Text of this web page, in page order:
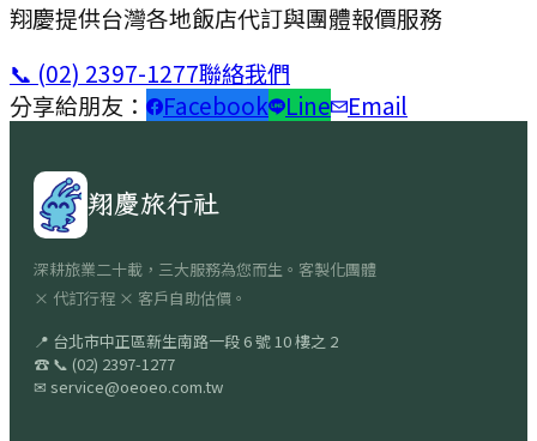
翔慶提供台灣各地飯店代訂與團體報價服務
📞 (02) 2397-1277聯絡我們
分享給朋友：
Facebook Line Email
翔慶旅行社
深耕旅業二十載，三大服務為您而生。客製化團體
× 代訂行程 × 客戶自助估價。
📍 台北市中正區新生南路一段 6 號 10 樓之 2
☎ 📞 (02) 2397-1277
✉ service@oeoeo.com.tw